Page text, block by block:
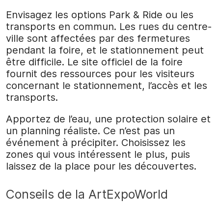
Envisagez les options Park & Ride ou les
transports en commun. Les rues du centre-
ville sont affectées par des fermetures
pendant la foire, et le stationnement peut
être difficile. Le site officiel de la foire
fournit des ressources pour les visiteurs
concernant le stationnement, l’accès et les
transports.
Apportez de l’eau, une protection solaire et
un planning réaliste. Ce n’est pas un
événement à précipiter. Choisissez les
zones qui vous intéressent le plus, puis
laissez de la place pour les découvertes.
Conseils de la ArtExpoWorld